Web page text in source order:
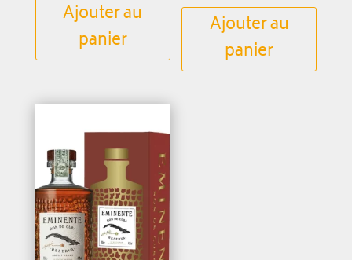
Ajouter au
panier
Ajouter au
panier